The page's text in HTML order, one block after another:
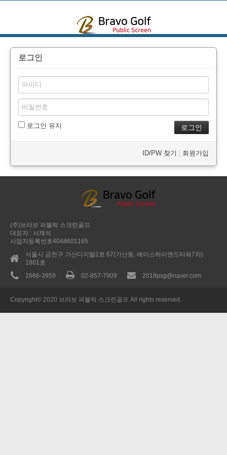
로그인
로그인 유지
ID/PW 찾기 회원가입
(주)브라보 퍼블릭 스크린골프
대표자 : 서재석
사업자등록번호4048601165
서울시 금천구 가산디지털2로 67(가산동, 에이스하이엔드타워7차)
1801호
1666-3959
02-857-7909 2018psg@naver.com
Copyright© 2020 브라보 퍼블릭 스크린골프 All rights reserved.